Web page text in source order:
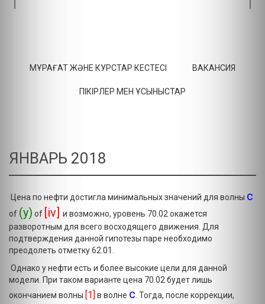
МҰРАҒАТ ЖӘНЕ КУРСТАР КЕСТЕСІ ВАКАНСИЯ
ПІКІРЛЕР МЕН ҰСЫНЫСТАР
ЯНВАРЬ 2018
Цена по нефти достигла минимальных значений для волны c
of (y) of [iv] и возможно, уровень 70.02 окажется
разворотным для всего восходящего движения. Для
подтверждения данной гипотезы паре необходимо
преодолеть отметку 62.01.
Однако у нефти есть и более высокие цели для данной
модели. При таком варианте цена 70.02 будет лишь
окончанием волны [1] в волне с . Тогда, после коррекции,